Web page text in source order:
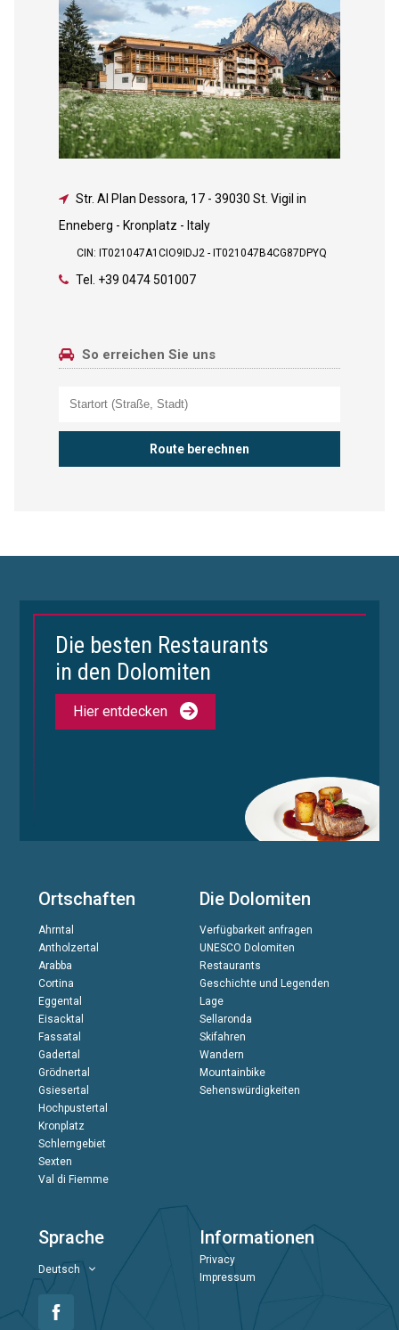
Str. Al Plan Dessora, 17- 39030 St. Vigil in
Enneberg - Kronplatz - Italy
CIN: IT021047A1CIO9IDJ2 - IT021047B4CG87DPYQ
Tel. +39 0474 501007
So erreichen Sie uns
Die besten Restaurants
in den Dolomiten
Hier entdecken
Ortschaften
Ahrntal
Antholzertal
Arabba
Cortina
Eggental
Eisacktal
Fassatal
Gadertal
Grödnertal
Gsiesertal
Hochpustertal
Kronplatz
Schlerngebiet
Sexten
Val di Fiemme
Die Dolomiten
Verfügbarkeit anfragen
UNESCO Dolomiten
Restaurants
Geschichte und Legenden
Lage
Sellaronda
Skifahren
Wandern
Mountainbike
Sehenswürdigkeiten
Sprache
Deutsch
Informationen
Privacy
Impressum